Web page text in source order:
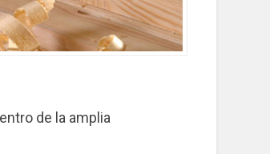
de la amplia